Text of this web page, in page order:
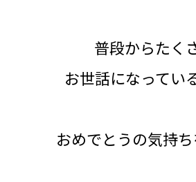
普段からたく
お世話になってい
おめでとうの気持